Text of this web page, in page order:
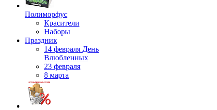
Полиморфус
Красители
Наборы
Праздник
14 февраля День
Влюбленных
23 февраля
8 марта